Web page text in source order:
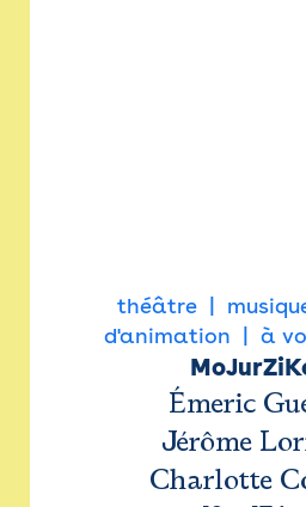
théâtre
d'animation
à
Émeric
Jérôme
Charlotte